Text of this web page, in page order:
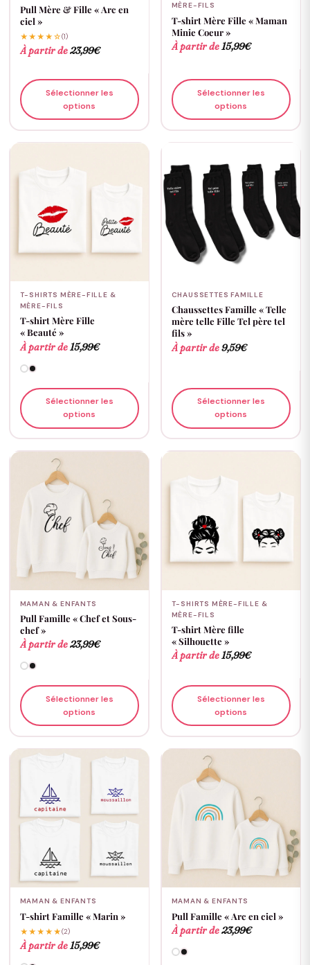
Pull Mère & Fille « Arc en
ciel »
★★★★☆(1)
À partir de23,99€
Sélectionner les
options
MÈRE-FILS
T-shirt Mère Fille « Maman
Minie Coeur »
À partir de15,99€
Sélectionner les
options
T-SHIRTS MÈRE-FILLE &
MÈRE-FILS
T-shirt Mère Fille
« Beauté »
À partir de15,99€
Sélectionner les
options
CHAUSSETTES FAMILLE
Chaussettes Famille « Telle
mère telle Fille Tel père tel
fils »
À partir de9,59€
Sélectionner les
options
MAMAN & ENFANTS
Pull Famille « Chef et Sous-
chef »
À partir de23,99€
Sélectionner les
options
T-SHIRTS MÈRE-FILLE &
MÈRE-FILS
T-shirt Mère fille
« Silhouette »
À partir de15,99€
Sélectionner les
options
MAMAN & ENFANTS
T-shirt Famille « Marin »
★★★★★(2)
À partir de15,99€
MAMAN & ENFANTS
Pull Famille « Arc en ciel »
À partir de23,99€